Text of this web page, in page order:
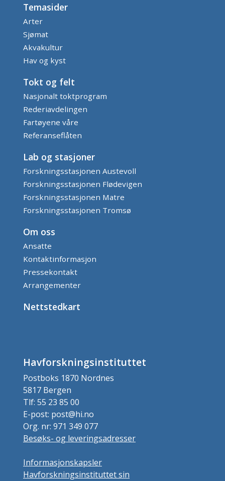
Temasider
Arter
Sjømat
Akvakultur
Hav og kyst
Tokt og felt
Nasjonalt toktprogram
Rederiavdelingen
Fartøyene våre
Referanseflåten
Lab og stasjoner
Forskningsstasjonen Austevoll
Forskningsstasjonen Flødevigen
Forskningsstasjonen Matre
Forskningsstasjonen Tromsø
Om oss
Ansatte
Kontaktinformasjon
Pressekontakt
Arrangementer
Nettstedkart
Havforskningsinstituttet
Postboks 1870 Nordnes
5817 Bergen
Tlf: 55 23 85 00
E-post: post@hi.no
Org. nr: 971 349 077
Besøks- og leveringsadresser
Informasjonskapsler
Havforskningsinstituttet sin